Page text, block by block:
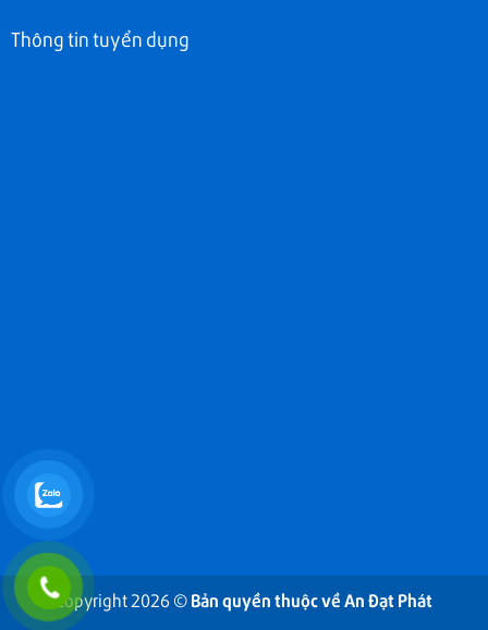
Thông tin tuyển dụng
Copyright 2026 ©Bản quyền thuộc về An Đạt Phát